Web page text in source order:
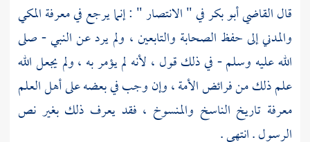
قالالقاضي أبو بكرفي " الانتصار " : إنما يرجع في معرفة المكي
والمدني إلى حفظ الصحابة والتابعين ، ولم يرد عن النبي - صلى
الله عليه وسلم - في ذلك قول ، لأنه لم يؤمر به ، ولم يجعل الله
علم ذلك من فرائض الأمة ، وإن وجب في بعضه على أهل العلم
معرفة تاريخ الناسخ والمنسوخ ، فقد يعرف ذلك بغير نص
الرسول . انتهى .